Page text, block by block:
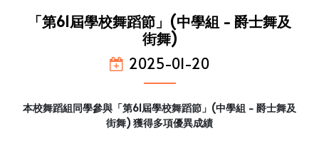
「第61屆學校舞蹈節」(中學組 - 爵士舞及
街舞)
2025-01-20
本校舞蹈組同學參與「第61屆學校舞蹈節」(中學組 - 爵士舞及
街舞) 獲得多項優異成績